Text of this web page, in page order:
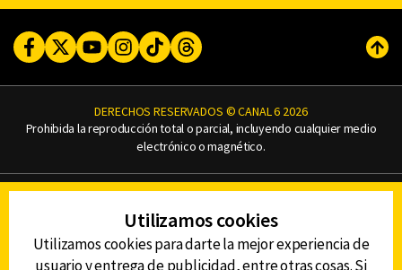
FacebookTwitterYoutubeInstagram
TikTokThreads
DERECHOS RESERVADOS © CANAL 6 2026
Prohibida la reproducción total o parcial, incluyendo cualquier medio
electrónico o magnético.
AVISO DE PRIVACIDAD
AVISO LEGAL
DEFENSORÍA DE LAS AUDIENCIAS
Utilizamos cookies
Utilizamos cookies para darte la mejor experiencia de
usuario y entrega de publicidad, entre otras cosas. Si